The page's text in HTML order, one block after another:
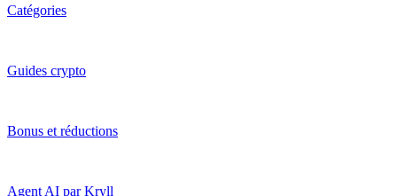
Catégories
Guides crypto
Bonus et réductions
Agent AI par Kryll